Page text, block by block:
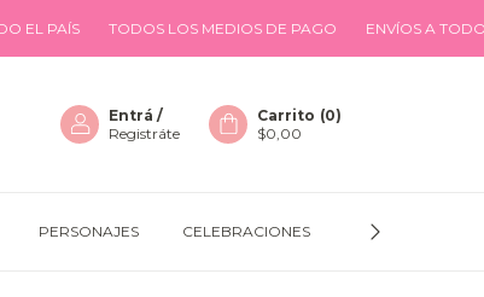
TODOS LOS MEDIOS DE PAGO ENVÍOS A TODO EL PAÍS
Entrá /
Registráte
Carrito (0)
$0,00
PERSONAJES CELEBRACIONES GLOBOS